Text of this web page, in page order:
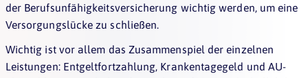
der Berufsunfähigkeitsversicherung wichtig werden, um eine
Versorgungslücke zu schließen.
Wichtig ist vor allem das Zusammenspiel der einzelnen
Leistungen: Entgeltfortzahlung, Krankentagegeld und AU-